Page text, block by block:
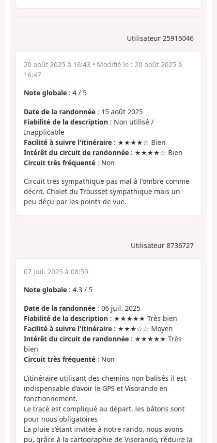
Utilisateur 25915046
20 août 2025 à 16:43 • Modifié le : 20 août 2025 à
16:47
Note globale : 4 / 5
Date de la randonnée : 15 août 2025
Fiabilité de la description : Non utilisé /
Inapplicable
Facilité à suivre l'itinéraire : ★★★★☆ Bien
Intérêt du circuit de randonnée : ★★★★☆ Bien
Circuit très fréquenté : Non
Circuit très sympathique pas mal à l'ombre comme
décrit. Chalet du Trousset sympathique mais un
peu déçu par les points de vue.
Utilisateur 8736727
07 juil. 2025 à 08:59
Note globale : 4.3 / 5
Date de la randonnée : 06 juil. 2025
Fiabilité de la description : ★★★★★ Très bien
Facilité à suivre l'itinéraire : ★★★☆☆ Moyen
Intérêt du circuit de randonnée : ★★★★★ Très
bien
Circuit très fréquenté : Non
L’itinéraire utilisant des chemins non balisés il est
indispensable d’avoir le GPS et Visorando en
fonctionnement.
Le tracé est compliqué au départ, les bâtons sont
pour nous obligatoires
La pluie s’étant invitée à notre rando, nous avons
pu, grâce à la cartographie de Visorando, réduire la